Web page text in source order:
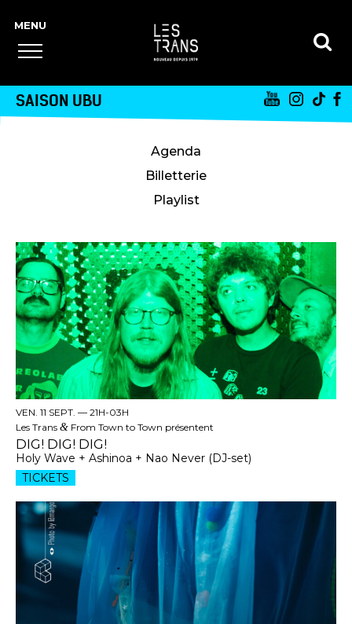
SAISON UBU
Agenda
Billetterie
Playlist
VEN. 11 SEPT. — 21H-03H
Les Trans & From Town to Town présentent
DIG! DIG! DIG!
Holy Wave + Ashinoa + Nao Never (DJ-set)
TICKETS